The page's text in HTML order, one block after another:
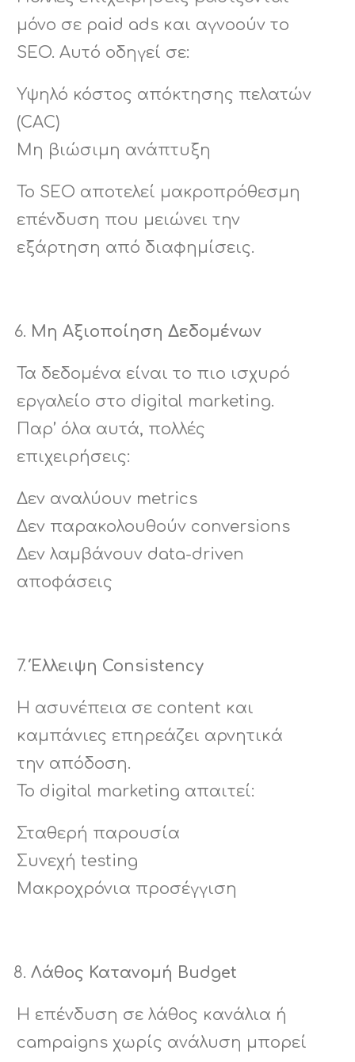
μόνο σε paid ads και αγνοούν το
SEO. Αυτό οδηγεί σε:
Υψηλό κόστος απόκτησης πελατών
(CAC)
Μη βιώσιμη ανάπτυξη
Το SEO αποτελεί μακροπρόθεσμη
επένδυση που μειώνει την
εξάρτηση από διαφημίσεις.
Μη Αξιοποίηση Δεδομένων
Τα δεδομένα είναι το πιο ισχυρό
εργαλείο στο digital marketing.
Παρ’ όλα αυτά, πολλές
επιχειρήσεις:
Δεν αναλύουν metrics
Δεν παρακολουθούν conversions
Δεν λαμβάνουν data-driven
αποφάσεις
Έλλειψη Consistency
Η ασυνέπεια σε content και
καμπάνιες επηρεάζει αρνητικά
την απόδοση.
Το digital marketing απαιτεί:
Σταθερή παρουσία
Συνεχή testing
Μακροχρόνια προσέγγιση
Λάθος Κατανομή Budget
Η επένδυση σε λάθος κανάλια ή
campaigns χωρίς ανάλυση μπορεί